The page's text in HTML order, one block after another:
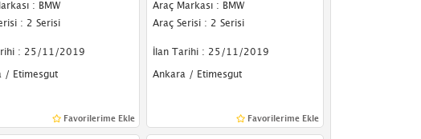
: BMW
: 2 Serisi
: 25/11/2019
/ Etimesgut
Favorilerime Ekle
Araç Markası : BMW
Araç Serisi : 2 Serisi
İlan Tarihi : 25/11/2019
Ankara / Etimesgut
Favorilerime Ekle